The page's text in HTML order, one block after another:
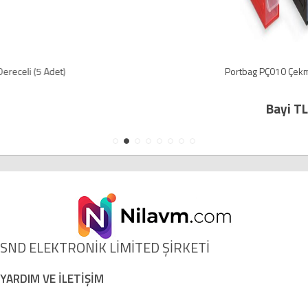
Portbag PÇ010 Çekmece Mavi-Kırmızı
SND ELEKTRONİK LİMİTED ŞİRKETİ
YARDIM VE İLETİŞİM